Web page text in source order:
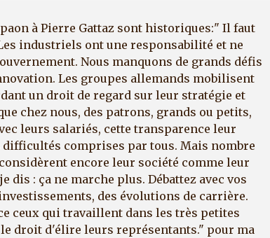
à Pierre Gattaz sont historiques:" Il faut
industriels ont une responsabilité et ne
Nous manquons de grands défis
Les groupes allemands mobilisent
un droit de regard sur leur stratégie et
chez nous, des patrons, grands ou petits,
leurs salariés, cette transparence leur
comprises par tous. Mais nombre
encore leur société comme leur
dis : ça ne marche plus. Débattez avec vos
des évolutions de carrière.
ceux qui travaillent dans les très petites
droit d'élire leurs représentants." pour ma